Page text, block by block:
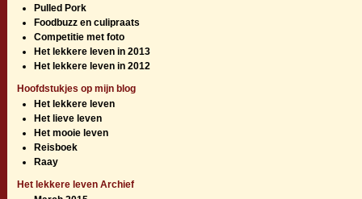
Pulled Pork
Foodbuzz en culipraats
Competitie met foto
Het lekkere leven in 2013
Het lekkere leven in 2012
Hoofdstukjes op mijn blog
Het lekkere leven
Het lieve leven
Het mooie leven
Reisboek
Raay
Het lekkere leven Archief